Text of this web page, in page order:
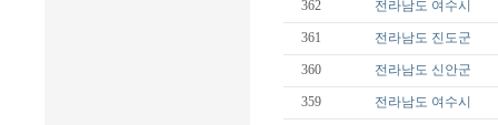
362 전라남도 여수시
361 전라남도 진도군
360 전라남도 신안군
359 전라남도 여수시